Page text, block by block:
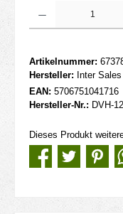
Artikelnummer:
Hersteller: Inter Sales
EAN: 5706751041716
Hersteller-Nr.: DVH-
Dieses Produkt